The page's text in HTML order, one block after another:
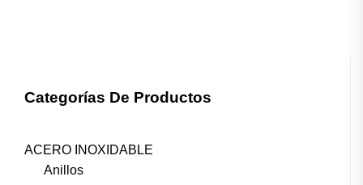
Categorías De Productos
ACERO INOXIDABLE
Anillos